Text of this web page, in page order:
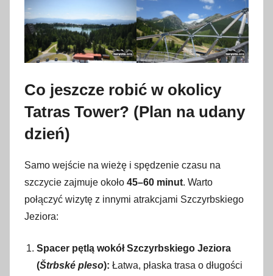
Co jeszcze robić w okolicy
Tatras Tower? (Plan na udany
dzień)
Samo wejście na wieżę i spędzenie czasu na
szczycie zajmuje około 45–60 minut. Warto
połączyć wizytę z innymi atrakcjami Szczyrbskiego
Jeziora:
Spacer pętlą wokół Szczyrbskiego Jeziora
(Štrbské pleso): Łatwa, płaska trasa o długości